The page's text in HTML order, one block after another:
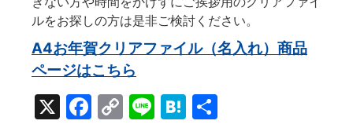
ルをお探しの方は是非ご検討ください。
A4お年賀クリアファイル（名入れ）商品
ページはこちら
X Facebook
CopyLineHatena